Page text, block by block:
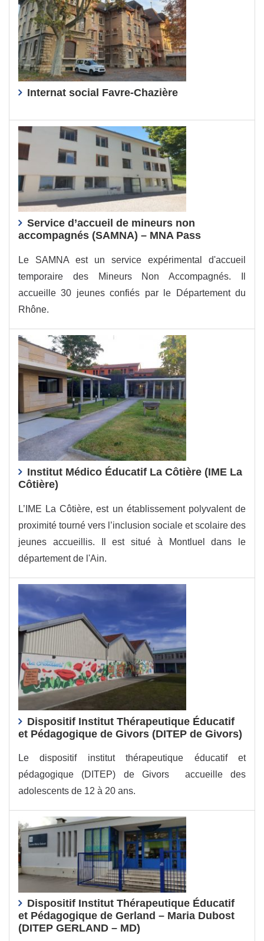
Internat social Favre-Chazière
Service d’accueil de mineurs non
accompagnés (SAMNA) – MNA Pass
Le SAMNA est un service expérimental d'accueil
temporaire des Mineurs Non Accompagnés. Il
accueille 30 jeunes confiés par le Département du
Rhône.
Institut Médico Éducatif La Côtière (IME La
Côtière)
L’IME La Côtière, est un établissement polyvalent de
proximité tourné vers l’inclusion sociale et scolaire des
jeunes accueillis. Il est situé à Montluel dans le
département de l'Ain.
Dispositif Institut Thérapeutique Éducatif
et Pédagogique de Givors (DITEP de Givors)
Le dispositif institut thérapeutique éducatif et
pédagogique (DITEP) de Givors accueille des
adolescents de 12 à 20 ans.
Dispositif Institut Thérapeutique Éducatif
et Pédagogique de Gerland – Maria Dubost
(DITEP GERLAND – MD)